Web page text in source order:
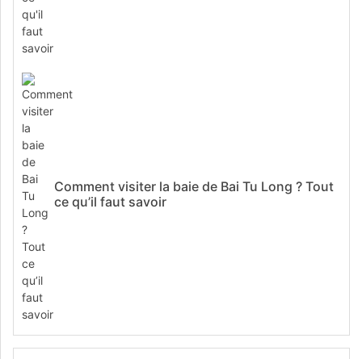
Comment visiter la baie de Bai Tu Long ? Tout
ce qu’il faut savoir